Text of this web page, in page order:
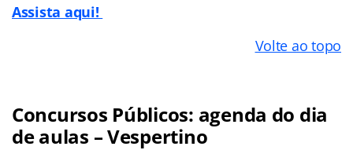
Assista aqui!
Volte ao topo
Concursos Públicos: agenda do dia
de aulas – Vespertino